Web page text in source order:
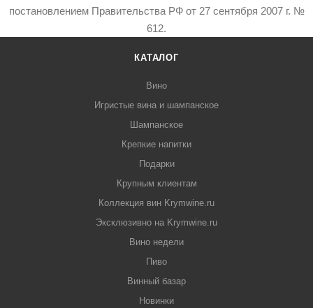
постановлением Правительства РФ от 27 сентября 2007 г. №
612.
КАТАЛОГ
Вино
Игристые вина и шампанское
Шампанское
Крепкие напитки
Подарки
Крупным клиентам
Коллекция вин Krymwine.ru
Эксклюзивно на Krymwine.ru
Вино недели
Пиво
Винный базар
Новинки